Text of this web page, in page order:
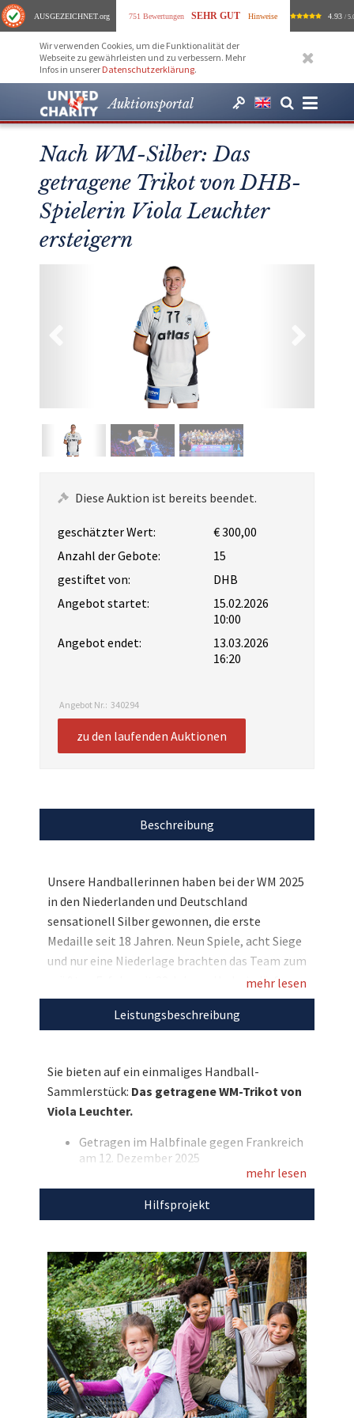
AUSGEZEICHNET.org 751 Bewertungen SEHR GUT Hinweise 4.93 /
Wir verwenden Cookies, um die Funktionalität der
Webseite zu gewährleisten und zu verbessern. Mehr
Infos in unserer Datenschutzerklärung.
Auktionsportal
Nach WM-Silber: Das
getragene Trikot von DHB-
Spielerin Viola Leuchter
ersteigern
Diese Auktion ist bereits beendet.
geschätzter Wert:
€ 300,00
Anzahl der Gebote:
15
gestiftet von:
DHB
Angebot startet:
15.02.2026
10:00
Angebot endet:
13.03.2026
16:20
Angebot Nr.: 340294
zu den laufenden Auktionen
Beschreibung
Unsere Handballerinnen haben bei der WM 2025
in den Niederlanden und Deutschland
sensationell Silber gewonnen, die erste
Medaille seit 18 Jahren. Neun Spiele, acht Siege
und nur eine Niederlage brachten das Team zum
größten Erfolg seit 32 Jahren. Und wir dürfen
einmalige Andenken versteigern: Die
Spielerinnen trennen sich von ihren getragenen
am 12. Dezember 2025 und unterstützen Sie
damit SOS-Kinderdorf e.V.!
einzigartige Auktionenfür den guten Zweck!
mehr lesen
Leistungsbeschreibung
Sie bieten auf ein einmaliges Handball-
Sammlerstück: Das getragene WM-Trikot von
Viola Leuchter.
Getragen im Halbfinale gegen Frankreich
am 12. Dezember 2025
Personalisiert mit dem Nachnamen
„Leuchter“ und der Rückennummer 77
Marke: Puma
Farbe: weiß
Mit Trikotwerbung
Aus Hygienegründen gewaschen
Mit DHB-Echtheitszertifikat
Mit dem Erlös dieser Auktion unterstützen wir
SOS-Kinderdorf e.V.
mehr lesen
Hilfsprojekt